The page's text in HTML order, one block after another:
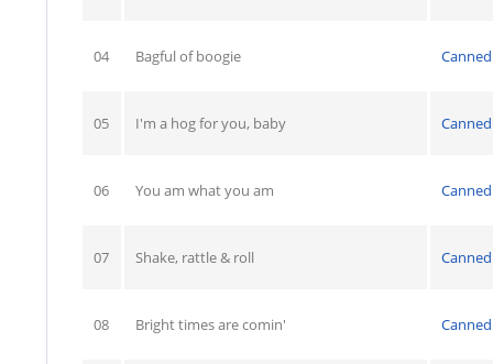
04 Bagful of boogie
05 I'm a hog for you, baby
06 You am what you am
07 Shake, rattle & roll
08 Bright times are comin'